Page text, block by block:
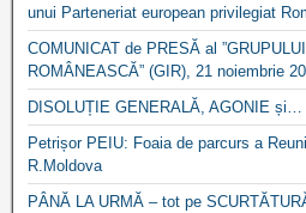
unui Parteneriat european privilegiat
COMUNICAT de PRESĂ al
ROMÂNEASCĂ” (GIR), 21 noiembrie
DISOLUȚIE GENERALĂ, AGONIE
Petrișor PEIU: Foaia de parcurs a
R.Moldova
PÂNĂ LA URMĂ – tot pe